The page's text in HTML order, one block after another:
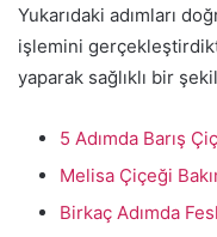
Yukarıdaki adımları
işlemini
yaparak sağlıklı bir
5 Adımda Barış
Melisa Çiçeği
Birkaç Adımda